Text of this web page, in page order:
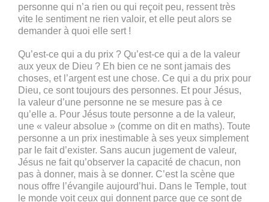
personne qui n’a rien ou qui reçoit peu, ressent très
vite le sentiment ne rien valoir, et elle peut alors se
demander à quoi elle sert !
Qu’est-ce qui a du prix ? Qu’est-ce qui a de la valeur
aux yeux de Dieu ? Eh bien ce ne sont jamais des
choses, et l’argent est une chose. Ce qui a du prix pour
Dieu, ce sont toujours des personnes. Et pour Jésus,
la valeur d’une personne ne se mesure pas à ce
qu’elle a. Pour Jésus toute personne a de la valeur,
une « valeur absolue » (comme on dit en maths). Toute
personne a un prix inestimable à ses yeux simplement
par le fait d’exister. Sans aucun jugement de valeur,
Jésus ne fait qu’observer la capacité de chacun, non
pas à donner, mais à se donner. C’est la scène que
nous offre l’évangile aujourd’hui. Dans le Temple, tout
le monde voit ceux qui donnent parce que ce sont de